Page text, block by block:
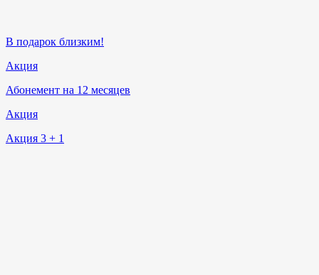
В подарок близким!
Акция
Абонемент на 12 месяцев
Акция
Акция 3 + 1